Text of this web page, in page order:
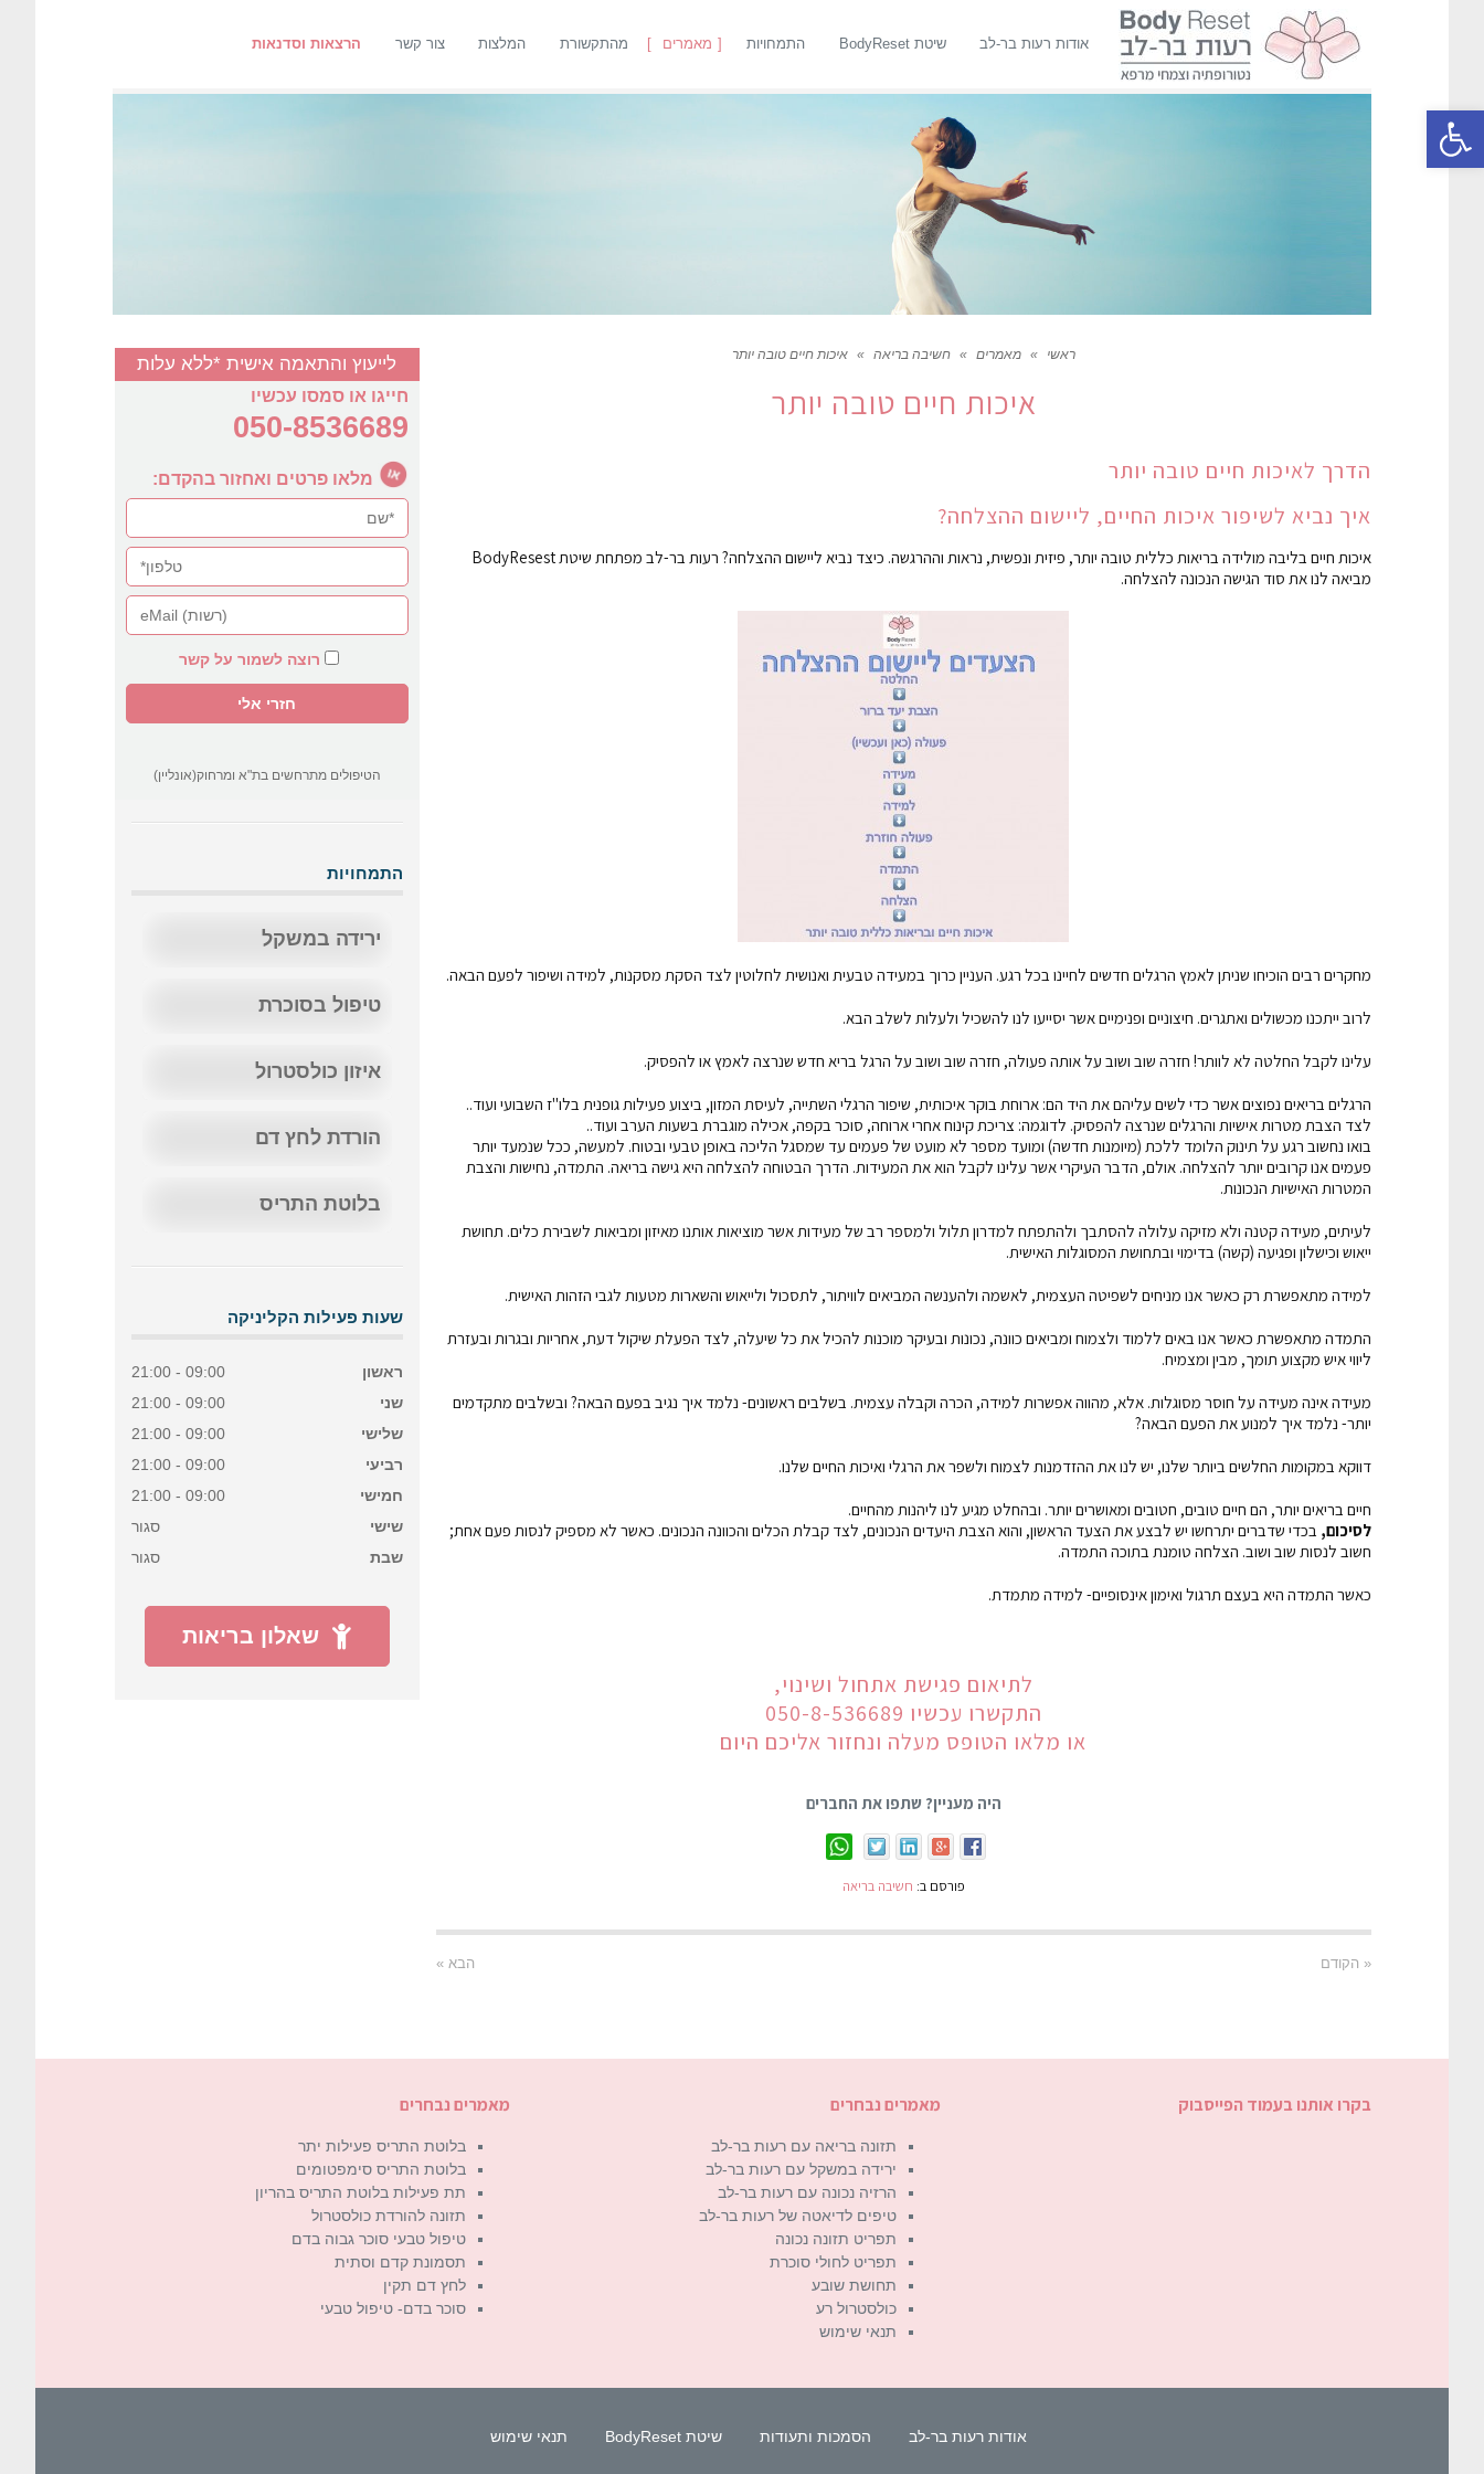
פתח סרגל נגישות
אודות רעות בר-לב שיטת BodyReset התמחויות מאמרים מהתקשורת המלצות צור קשר הרצאות וסדנאות
ראשי » מאמרים » חשיבה בריאה » איכות חיים טובה יותר
איכות חיים טובה יותר
הדרך לאיכות חיים טובה יותר
איך נביא לשיפור איכות החיים, ליישום ההצלחה?
איכות חיים בליבה מולידה בריאות כללית טובה יותר, פיזית ונפשית, נראות וההרגשה. כיצד נביא ליישום ההצלחה? רעות בר-לב מפתחת שיטת BodyResest
מביאה לנו את סוד הגישה הנכונה להצלחה.
מחקרים רבים הוכיחו שניתן לאמץ הרגלים חדשים לחיינו בכל רגע. העניין כרוך במעידה טבעית ואנושית לחלוטין לצד הסקת מסקנות, למידה ושיפור לפעם הבאה.
לרוב ייתכנו מכשולים ואתגרים. חיצוניים ופנימיים אשר יסייעו לנו להשכיל ולעלות לשלב הבא.
עלינו לקבל החלטה לא לוותר! חזרה שוב ושוב על אותה פעולה, חזרה שוב ושוב על הרגל בריא חדש שנרצה לאמץ או להפסיק.
הרגלים בריאים נפוצים אשר כדי לשים עליהם את היד הם: ארוחת בוקר איכותית, שיפור הרגלי השתייה, לעיסת המזון, ביצוע פעילות גופנית בלו"ז השבועי ועוד..
לצד הצבת מטרות אישיות והרגלים שנרצה להפסיק. לדוגמה: צריכת קינוח אחרי ארוחה, סוכר בקפה, אכילה מוגברת בשעות הערב ועוד..
בואו נחשוב רגע על תינוק הלומד ללכת (מיומנות חדשה) ומועד מספר לא מועט של פעמים עד שמסגל הליכה באופן טבעי ובטוח. למעשה, ככל שנמעד יותר
פעמים אנו קרובים יותר להצלחה. אולם, הדבר העיקרי אשר עלינו לקבל הוא את המעידות. הדרך הבטוחה להצלחה היא גישה בריאה. התמדה, נחישות והצבת
המטרות האישיות הנכונות.
לעיתים, מעידה קטנה ולא מזיקה עלולה להסתבך ולהתפתח למדרון תלול ולמספר רב של מעידות אשר מוציאות אותנו מאיזון ומביאות לשבירת כלים. תחושת
ייאוש וכישלון ופגיעה (קשה) בדימוי ובתחושת המסוגלות האישית.
למידה מתאפשרת רק כאשר אנו מניחים לשפיטה העצמית, לאשמה ולהענשה המביאים לוויתור, לתסכול ולייאוש והשארות מטעות לגבי הזהות האישית.
התמדה מתאפשרת כאשר אנו באים ללמוד ולצמוח ומביאים כוונה, נכונות ובעיקר מוכנות להכיל את כל שיעלה, לצד הפעלת שיקול דעת, אחריות ובגרות ובעזרת
ליווי איש מקצוע תומך, מבין ומצמיח.
מעידה אינה מעידה על חוסר מסוגלות. אלא, מהווה אפשרות למידה, הכרה וקבלה עצמית. בשלבים ראשונים- נלמד איך נגיב בפעם הבאה? ובשלבים מתקדמים
יותר- נלמד איך למנוע את הפעם הבאה?
דווקא במקומות החלשים ביותר שלנו, יש לנו את ההזדמנות לצמוח ולשפר את הרגלי ואיכות החיים שלנו.
חיים בריאים יותר, הם חיים טובים, חטובים ומאושרים יותר. ובהחלט מגיע לנו ליהנות מהחיים.
לסיכום, בכדי שדברים יתרחשו יש לבצע את הצעד הראשון, והוא הצבת היעדים הנכונים, לצד קבלת הכלים והכוונה הנכונים. כאשר לא מספיק לנסות פעם אחת;
חשוב לנסות שוב ושוב. הצלחה טומנת בתוכה התמדה.
כאשר התמדה היא בעצם תרגול ואימון אינסופיים- למידה מתמדת.
לתיאום פגישת אתחול ושינוי,
התקשרו עכשיו 050-8-536689
או מלאו הטופס מעלה ונחזור אליכם היום
היה מעניין? שתפו את החברים
פורסם ב: חשיבה בריאה
« הקודם הבא »
לייעוץ והתאמה אישית *ללא עלות
חייגו או סמסו עכשיו
050-8536689
מלאו פרטים ואחזור בהקדם:
רוצה לשמור על קשר
הטיפולים מתרחשים בת"א ומרחוק(אונליין)
התמחויות
ירידה במשקל
טיפול בסוכרת
איזון כולסטרול
הורדת לחץ דם
בלוטת התריס
שעות פעילות הקליניקה
ראשון
09:00 - 21:00
שני
09:00 - 21:00
שלישי
09:00 - 21:00
רביעי
09:00 - 21:00
חמישי
09:00 - 21:00
שישי
סגור
שבת
סגור
שאלון בריאות
בקרו אותנו בעמוד הפייסבוק מאמרים נבחרים
תזונה בריאה עם רעות בר-לב
ירידה במשקל עם רעות בר-לב
הרזיה נכונה עם רעות בר-לב
טיפים לדיאטה של רעות בר-לב
תפריט תזונה נכונה
תפריט לחולי סוכרת
תחושת שובע
כולסטרול רע
תנאי שימוש
מאמרים נבחרים
בלוטת התריס פעילות יתר
בלוטת התריס סימפטומים
תת פעילות בלוטת התריס בהריון
תזונה להורדת כולסטרול
טיפול טבעי סוכר גבוה בדם
תסמונת קדם וסתית
לחץ דם תקין
סוכר בדם- טיפול טבעי
אודות רעות בר-לב הסמכות ותעודות שיטת BodyReset תנאי שימוש